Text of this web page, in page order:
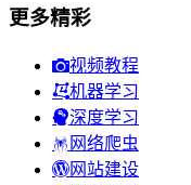
更多精彩
视频教程
机器学习
深度学习
网络爬虫
网站建设